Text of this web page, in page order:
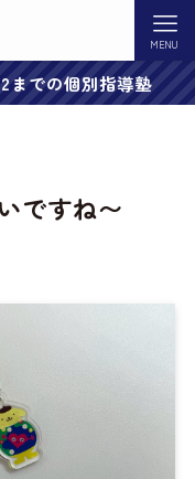
MENU
までの個別指導塾
ですね〜